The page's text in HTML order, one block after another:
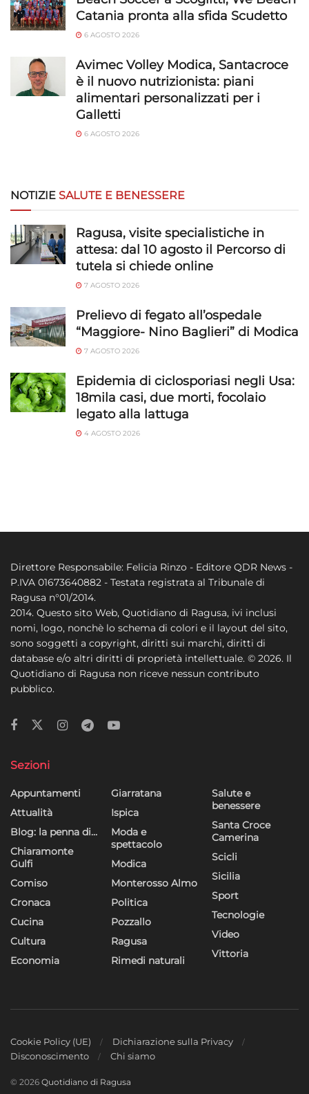
Catania pronta alla sfida Scudetto
6 AGOSTO 2026
Avimec Volley Modica, Santacroce
è il nuovo nutrizionista: piani
alimentari personalizzati per i
Galletti
6 AGOSTO 2026
NOTIZIE SALUTE E BENESSERE
Ragusa, visite specialistiche in
attesa: dal 10 agosto il Percorso di
tutela si chiede online
7 AGOSTO 2026
Prelievo di fegato all’ospedale
“Maggiore- Nino Baglieri” di Modica
7 AGOSTO 2026
Epidemia di ciclosporiasi negli Usa:
18mila casi, due morti, focolaio
legato alla lattuga
4 AGOSTO 2026
Direttore Responsabile: Felicia Rinzo - Editore QDR News -
P.IVA 01673640882 - Testata registrata al Tribunale di
Ragusa n°01/2014.
2014. Questo sito Web, Quotidiano di Ragusa, ivi inclusi
nomi, logo, nonchè lo schema di colori e il layout del sito,
sono soggetti a copyright, diritti sui marchi, diritti di
database e/o altri diritti di proprietà intellettuale. © 2026. Il
Quotidiano di Ragusa non riceve nessun contributo
pubblico.
Sezioni
Appuntamenti
Attualità
Blog: la penna di…
Chiaramonte
Gulfi
Comiso
Cronaca
Cucina
Cultura
Economia
Giarratana
Ispica
Moda e
spettacolo
Modica
Monterosso Almo
Politica
Pozzallo
Ragusa
Rimedi naturali
Salute e
benessere
Santa Croce
Camerina
Scicli
Sicilia
Sport
Tecnologie
Video
Vittoria
Cookie Policy (UE)
Dichiarazione sulla Privacy
Disconoscimento
Chi siamo
© 2026 Quotidiano di Ragusa